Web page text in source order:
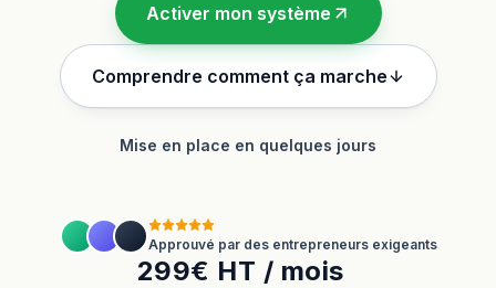
Activer mon système
Comprendre comment ça marche
Mise en place en quelques jours
Approuvé par des entrepreneurs exigeants
299€ HT / mois